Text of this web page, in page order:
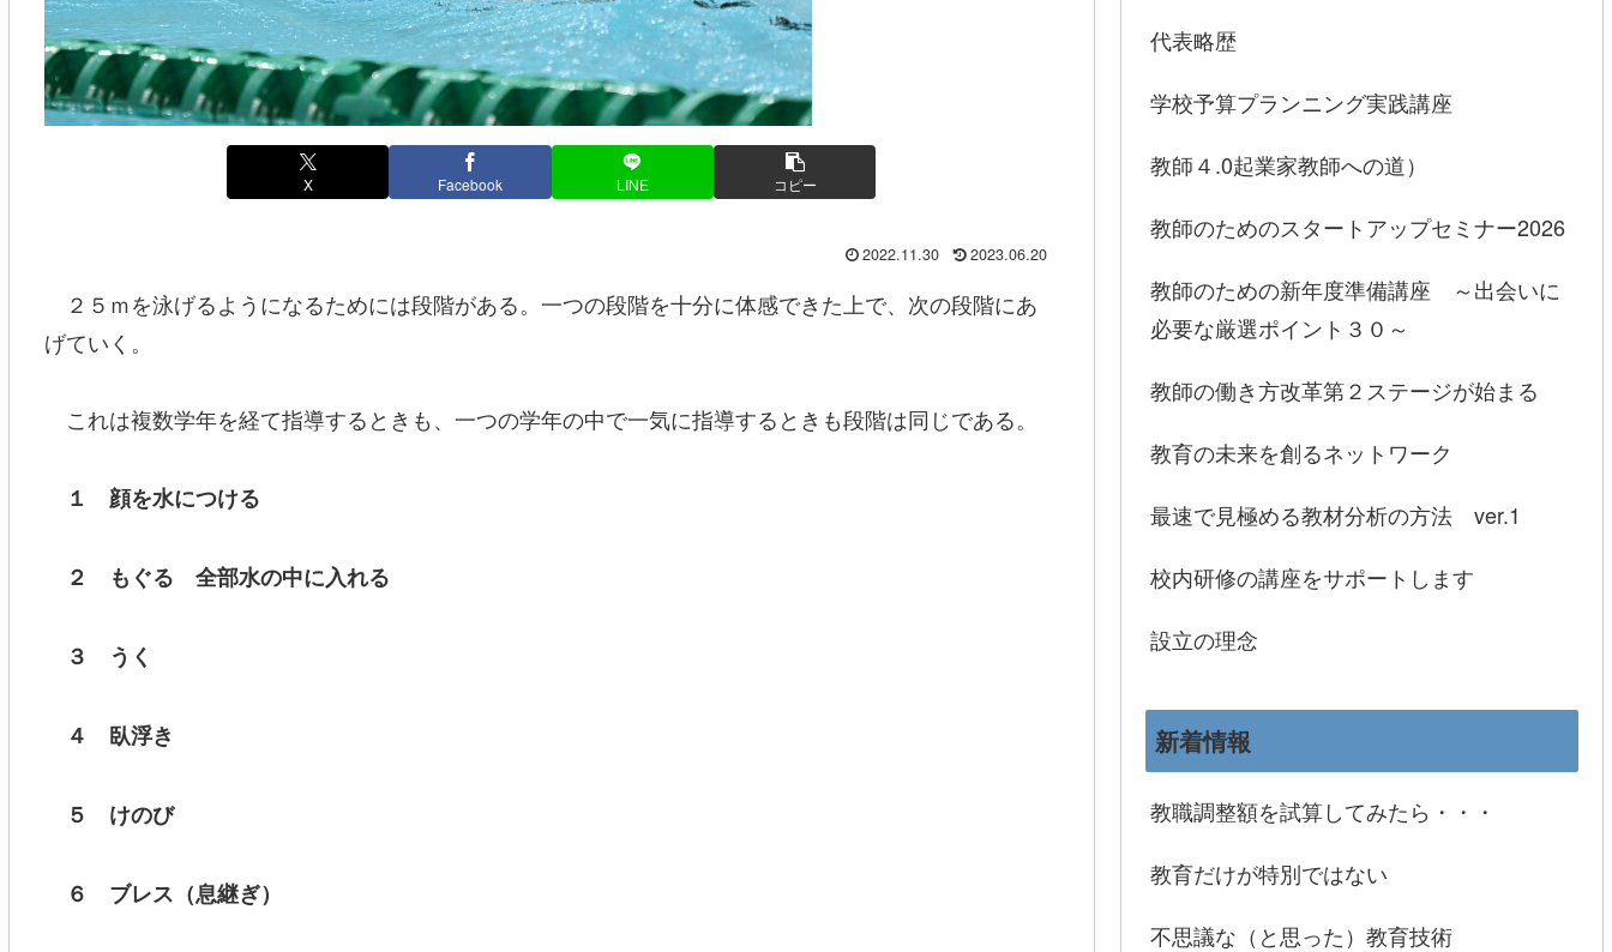
X Facebook LINE コピー
2022.11.30 2023.06.20
２５ｍを泳げるようになるためには段階がある。一つの段階を十分に体感できた上で、次の段階にあ
げていく。
これは複数学年を経て指導するときも、一つの学年の中で一気に指導するときも段階は同じである。
１ 顔を水につける
２ もぐる 全部水の中に入れる
３ うく
４ 臥浮き
５ けのび
６ ブレス（息継ぎ）
代表略歴
学校予算プランニング実践講座
教師４.0起業家教師への道）
教師のためのスタートアップセミナー2026
教師のための新年度準備講座 ～出会いに
必要な厳選ポイント３０～
教師の働き方改革第２ステージが始まる
教育の未来を創るネットワーク
最速で見極める教材分析の方法 ver.1
校内研修の講座をサポートします
設立の理念
新着情報
教職調整額を試算してみたら・・・
教育だけが特別ではない
不思議な（と思った）教育技術